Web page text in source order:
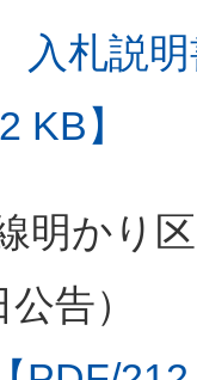
入札説
KB】
明かり
告）